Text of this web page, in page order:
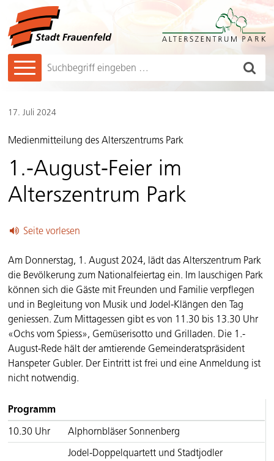
Navigieren in Frauenfeld
Schnellnavigation
Hauptnavigation
Suchbegriff
17. Juli 2024
Medienmitteilung des Alterszentrums Park
1.-August-Feier im
Alterszentrum Park
Seite vorlesen
Am Donnerstag, 1. August 2024, lädt das Alterszentrum Park
die Bevölkerung zum Nationalfeiertag ein. Im lauschigen Park
können sich die Gäste mit Freunden und Familie verpflegen
und in Begleitung von Musik und Jodel-Klängen den Tag
geniessen. Zum Mittagessen gibt es von 11.30 bis 13.30 Uhr
«Ochs vom Spiess», Gemüserisotto und Grilladen. Die 1.-
August-Rede hält der amtierende Gemeinderatspräsident
Hanspeter Gubler. Der Eintritt ist frei und eine Anmeldung ist
nicht notwendig.
Programm
10.30 Uhr
Alphornbläser Sonnenberg
Jodel-Doppelquartett und Stadtjodler